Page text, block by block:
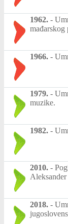
1962. -
mađarskog
1966. -
1979. -
muzike.
1982. -
2010. -
2018. -